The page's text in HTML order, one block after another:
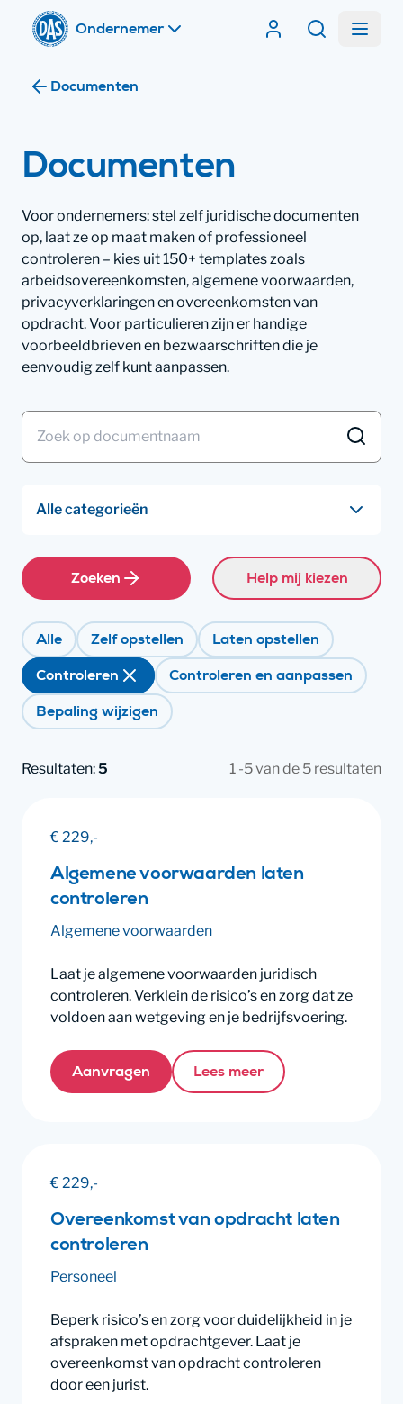
Ik ben
Home
Contracten van
ZoekenMenu
Documenten
Documenten
Voor ondernemers: stel zelf juridische documenten
op, laat ze op maat maken of professioneel
controleren – kies uit 150+ templates zoals
arbeidsovereenkomsten, algemene voorwaarden,
privacyverklaringen en overeenkomsten van
opdracht. Voor particulieren zijn er handige
voorbeeldbrieven en bezwaarschriften die je
eenvoudig zelf kunt aanpassen.
Zoeken Help mij kiezen
Alle Zelf opstellen Laten opstellen
Controleren Controleren en aanpassen
Bepaling wijzigen
Resultaten:5 1 -5 van de 5 resultaten
€ 229,-
Algemene voorwaarden laten
controleren
Algemene voorwaarden
Laat je algemene voorwaarden juridisch
controleren. Verklein de risico’s en zorg dat ze
voldoen aan wetgeving en je bedrijfsvoering.
Aanvragen Lees meer
€ 229,-
Overeenkomst van opdracht laten
controleren
Personeel
Beperk risico’s en zorg voor duidelijkheid in je
afspraken met opdrachtgever. Laat je
overeenkomst van opdracht controleren
door een jurist.